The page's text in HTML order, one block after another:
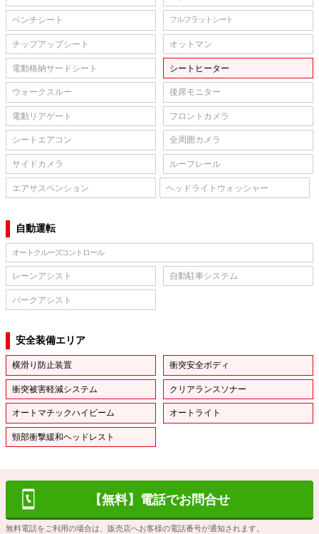
ベンチシート フルフラットシート
チップアップシート オットマン
電動格納サードシート シートヒーター
ウォークスルー 後席モニター
電動リアゲート フロントカメラ
シートエアコン 全周囲カメラ
サイドカメラ ルーフレール
エアサスペンション ヘッドライトウォッシャー
自動運転
オートクルーズコントロール
レーンアシスト 自動駐車システム
パークアシスト
安全装備エリア
横滑り防止装置 衝突安全ボディ
衝突被害軽減システム クリアランスソナー
オートマチックハイビーム オートライト
頸部衝撃緩和ヘッドレスト
【無料】電話でお問合せ
無料電話をご利用の場合は、販売店へお客様の電話番号が通知されます。